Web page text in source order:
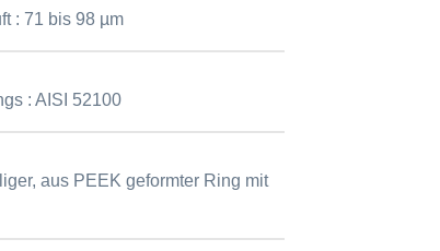
:71 bis 98 µm
:AISI 52100
aus PEEK geformter Ring mit